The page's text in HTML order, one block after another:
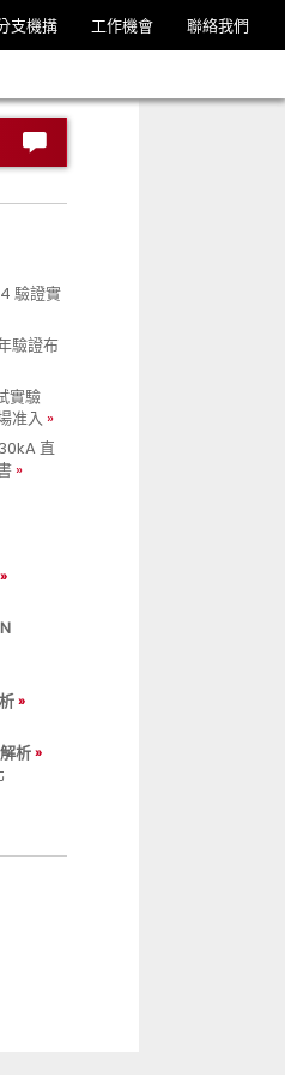
支機搆 工作機會 聯絡我們
驗證實
驗證布
實驗
准入
直
析